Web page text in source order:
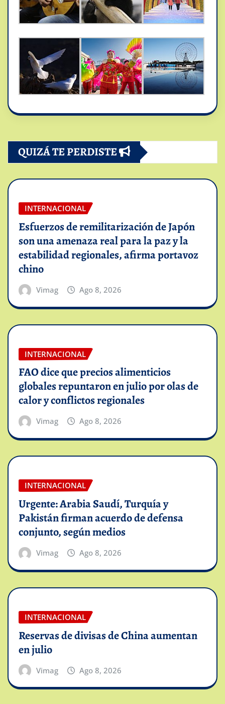
QUIZÁ TE PERDISTE
INTERNACIONAL
Esfuerzos de remilitarización de Japón
son una amenaza real para la paz y la
estabilidad regionales, afirma portavoz
chino
Vimag Ago 8, 2026
INTERNACIONAL
FAO dice que precios alimenticios
globales repuntaron en julio por olas de
calor y conflictos regionales
Vimag Ago 8, 2026
INTERNACIONAL
Urgente: Arabia Saudí, Turquía y
Pakistán firman acuerdo de defensa
conjunto, según medios
Vimag Ago 8, 2026
INTERNACIONAL
Reservas de divisas de China aumentan
en julio
Vimag Ago 8, 2026